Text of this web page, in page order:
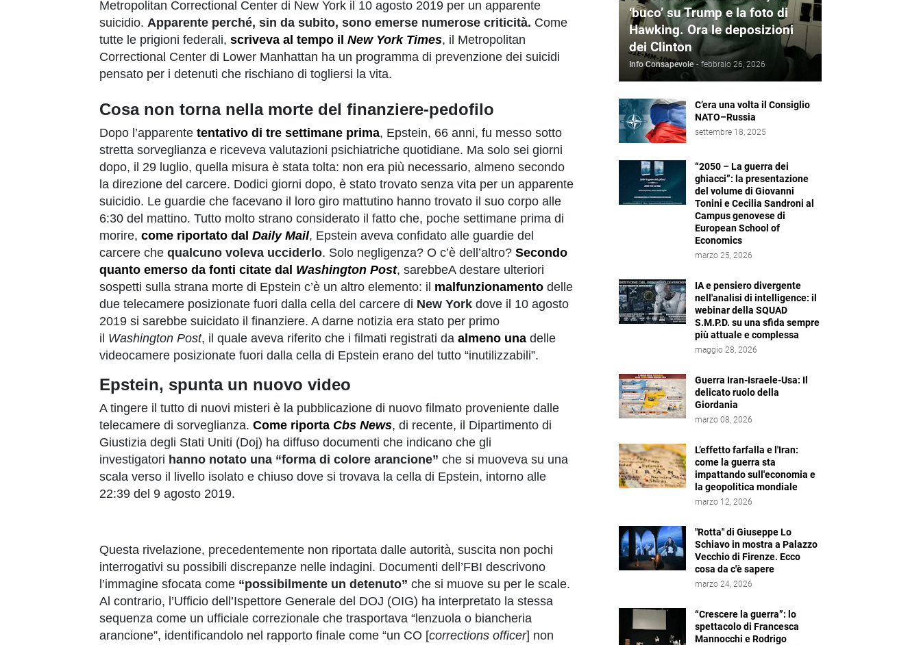
Metropolitan Correctional Center di New York il 10 agosto 2019 per un apparente
suicidio. Apparente perché, sin da subito, sono emerse numerose criticità. Come
tutte le prigioni federali, scriveva al tempo il New York Times, il Metropolitan
Correctional Center di Lower Manhattan ha un programma di prevenzione dei suicidi
pensato per i detenuti che rischiano di togliersi la vita.
Cosa non torna nella morte del finanziere-pedofilo
Dopo l’apparente tentativo di tre settimane prima, Epstein, 66 anni, fu messo sotto
stretta sorveglianza e riceveva valutazioni psichiatriche quotidiane. Ma solo sei giorni
dopo, il 29 luglio, quella misura è stata tolta: non era più necessario, almeno secondo
la direzione del carcere. Dodici giorni dopo, è stato trovato senza vita per un apparente
suicidio. Le guardie che facevano il loro giro mattutino hanno trovato il suo corpo alle
6:30 del mattino. Tutto molto strano considerato il fatto che, poche settimane prima di
morire, come riportato dal Daily Mail, Epstein aveva confidato alle guardie del
carcere che qualcuno voleva ucciderlo. Solo negligenza? O c’è dell’altro? Secondo
quanto emerso da fonti citate dal Washington Post, sarebbeA destare ulteriori
sospetti sulla strana morte di Epstein c’è un altro elemento: il malfunzionamento delle
due telecamere posizionate fuori dalla cella del carcere di New York dove il 10 agosto
2019 si sarebbe suicidato il finanziere. A darne notizia era stato per primo
il Washington Post, il quale aveva riferito che i filmati registrati da almeno una delle
videocamere posizionate fuori dalla cella di Epstein erano del tutto “inutilizzabili”.
Epstein, spunta un nuovo video
A tingere il tutto di nuovi misteri è la pubblicazione di nuovo filmato proveniente dalle
telecamere di sorveglianza. Come riporta Cbs News, di recente, il Dipartimento di
Giustizia degli Stati Uniti (Doj) ha diffuso documenti che indicano che gli
investigatori hanno notato una “forma di colore arancione” che si muoveva su una
scala verso il livello isolato e chiuso dove si trovava la cella di Epstein, intorno alle
22:39 del 9 agosto 2019.
Questa rivelazione, precedentemente non riportata dalle autorità, suscita non pochi
interrogativi su possibili discrepanze nelle indagini. Documenti dell’FBI descrivono
l’immagine sfocata come “possibilmente un detenuto” che si muove su per le scale.
Al contrario, l’Ufficio dell’Ispettore Generale del DOJ (OIG) ha interpretato la stessa
sequenza come un ufficiale correzionale che trasportava “lenzuola o biancheria
arancione”, identificandolo nel rapporto finale come “un CO [corrections officer] non
‘buco’ su Trump e la foto di
Hawking. Ora le deposizioni
dei Clinton
Info Consapevole - febbraio 26, 2026
C’era una volta il Consiglio
NATO–Russia
settembre 18, 2025
“2050 – La guerra dei
ghiacci”: la presentazione
del volume di Giovanni
Tonini e Cecilia Sandroni al
Campus genovese di
European School of
Economics
marzo 25, 2026
IA e pensiero divergente
nell'analisi di intelligence: il
webinar della SQUAD
S.M.P.D. su una sfida sempre
più attuale e complessa
maggio 28, 2026
Guerra Iran-Israele-Usa: Il
delicato ruolo della
Giordania
marzo 08, 2026
L’effetto farfalla e l'Iran:
come la guerra sta
impattando sull'economia e
la geopolitica mondiale
marzo 12, 2026
"Rotta" di Giuseppe Lo
Schiavo in mostra a Palazzo
Vecchio di Firenze. Ecco
cosa da c'è sapere
marzo 24, 2026
“Crescere la guerra”: lo
spettacolo di Francesca
Mannocchi e Rodrigo